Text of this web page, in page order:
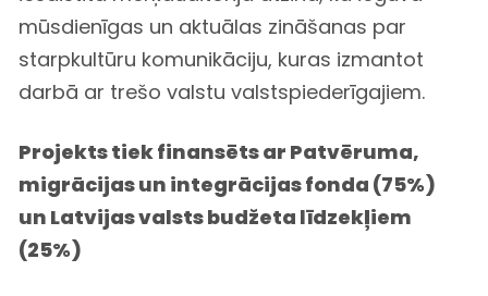
mūsdienīgas un aktuālas zināšanas par
starpkultūru komunikāciju, kuras izmantot
darbā ar trešo valstu valstspiederīgajiem.
Projekts tiek finansēts ar Patvēruma,
migrācijas un integrācijas fonda (75%)
un Latvijas valsts budžeta līdzekļiem
(25%)